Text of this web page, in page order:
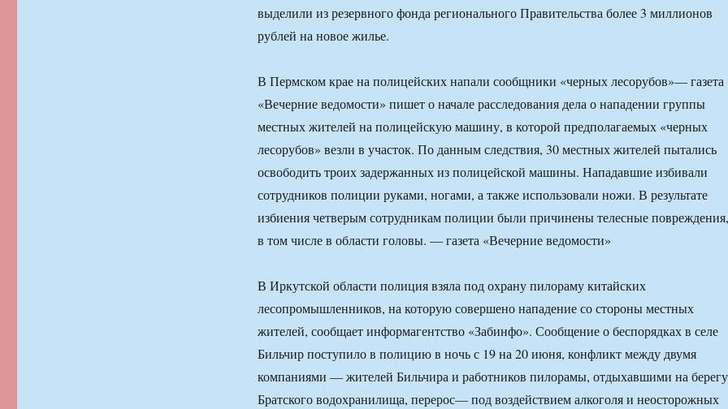
выделили из резервного фонда регионального Правительства более 3 миллионов
рублей на новое жилье.
В Пермском крае на полицейских напали сообщники «черных лесорубов»— газета
«Вечерние ведомости» пишет о начале расследования дела о нападении группы
местных жителей на полицейскую машину, в которой предполагаемых «черных
лесорубов» везли в участок. По данным следствия, 30 местных жителей пытались
освободить троих задержанных из полицейской машины. Нападавшие избивали
сотрудников полиции руками, ногами, а также использовали ножи. В результате
избиения четверым сотрудникам полиции были причинены телесные повреждения,
в том числе в области головы. — газета «Вечерние ведомости»
В Иркутской области полиция взяла под охрану пилораму китайских
лесопромышленников, на которую совершено нападение со стороны местных
жителей, сообщает информагентство «Забинфо». Сообщение о беспорядках в селе
Бильчир поступило в полицию в ночь с 19 на 20 июня, конфликт между двумя
компаниями — жителей Бильчира и работников пилорамы, отдыхавшими на берегу
Братского водохранилища, перерос— под воздействием алкоголя и неосторожных